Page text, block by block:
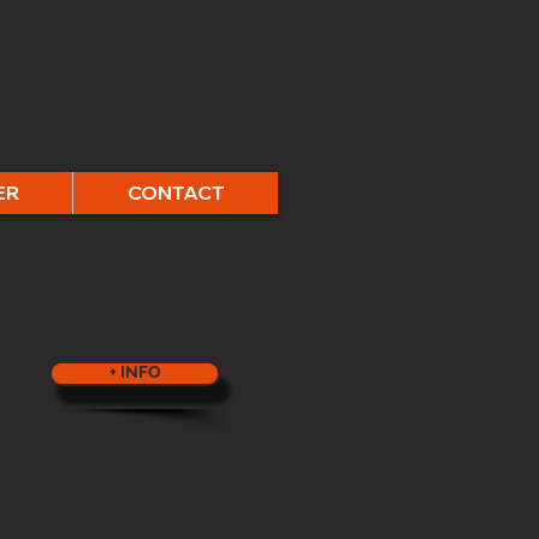
CONTACT
+ INFO